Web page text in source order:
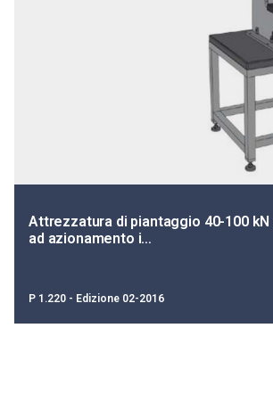
Attrezzatura di piantaggio 40-100
ad azionamento i…
P 1.220 - Edizione 02-2016